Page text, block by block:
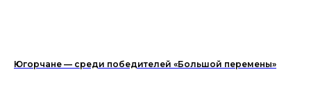
Югорчане — среди победителей «Большой перемены»